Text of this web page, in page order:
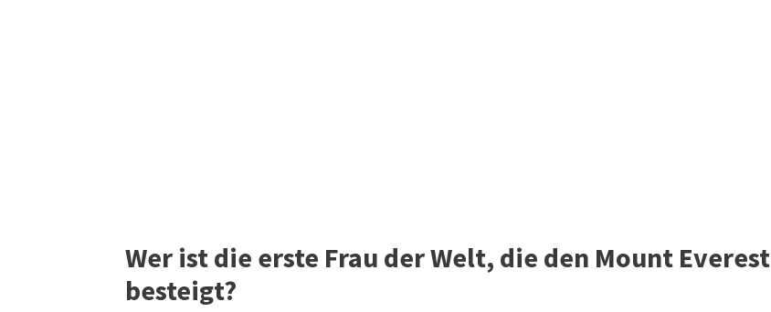
Wer ist die erste Frau der Welt, die den Mount Everest
besteigt?